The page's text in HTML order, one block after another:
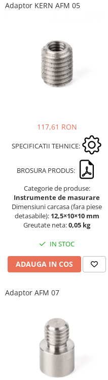
Adaptor KERN AFM 05
117,61 RON
SPECIFICATII TEHNICE:
BROSURA PRODUS:
Categorie de produse:
Instrumente de masurare
Dimensiuni carcasa (fara piese
detasabile): 12,5×10×10 mm
Greutate neta:0,05 kg
IN STOC
ADAUGA IN COS
Adaptor AFM 07